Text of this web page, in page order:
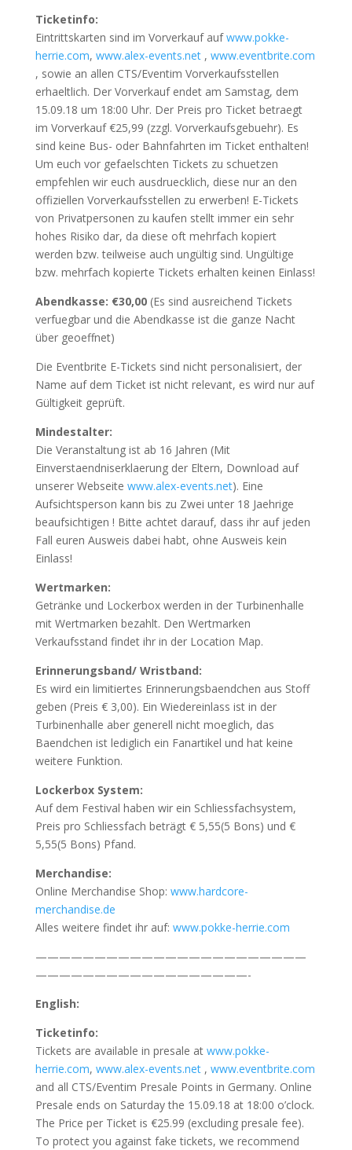
Ticketinfo:
Eintrittskarten sind im Vorverkauf aufwww.pokke-
herrie.com, www.alex-events.net, www.eventbrite.com
, sowie an allen CTS/Eventim Vorverkaufsstellen
erhaeltlich. Der Vorverkauf endet am Samstag, dem
15.09.18 um 18:00 Uhr. Der Preis pro Ticket betraegt
im Vorverkauf €25,99 (zzgl. Vorverkaufsgebuehr). Es
sind keine Bus- oder Bahnfahrten im Ticket enthalten!
Um euch vor gefaelschten Tickets zu schuetzen
empfehlen wir euch ausdruecklich, diese nur an den
offiziellen Vorverkaufsstellen zu erwerben! E-Tickets
von Privatpersonen zu kaufen stellt immer ein sehr
hohes Risiko dar, da diese oft mehrfach kopiert
werden bzw. teilweise auch ungültig sind. Ungültige
bzw. mehrfach kopierte Tickets erhalten keinen Einlass!
Abendkasse: €30,00(Es sind ausreichend Tickets
verfuegbar und die Abendkasse ist die ganze Nacht
über geoeffnet)
Die Eventbrite E-Tickets sind nicht personalisiert, der
Name auf dem Ticket ist nicht relevant, es wird nur auf
Gültigkeit geprüft.
Mindestalter:
Die Veranstaltung ist ab 16 Jahren (Mit
Einverstaendniserklaerung der Eltern, Download auf
unserer Webseite www.alex-events.net). Eine
Aufsichtsperson kann bis zu Zwei unter 18 Jaehrige
beaufsichtigen ! Bitte achtet darauf, dass ihr auf jeden
Fall euren Ausweis dabei habt, ohne Ausweis kein
Einlass!
Wertmarken:
Getränke und Lockerbox werden in der Turbinenhalle
mit Wertmarken bezahlt. Den Wertmarken
Verkaufsstand findet ihr in der Location Map.
Erinnerungsband/ Wristband:
Es wird ein limitiertes Erinnerungsbaendchen aus Stoff
geben (Preis € 3,00). Ein Wiedereinlass ist in der
Turbinenhalle aber generell nicht moeglich, das
Baendchen ist lediglich ein Fanartikel und hat keine
weitere Funktion.
Lockerbox System:
Auf dem Festival haben wir ein Schliessfachsystem,
Preis pro Schliessfach beträgt € 5,55(5 Bons) und €
5,55(5 Bons) Pfand.
Merchandise:
Online Merchandise Shop: www.hardcore-
merchandise.de
Alles weitere findet ihr auf: www.pokke-herrie.com
———————————————————————
——————————————————-
English:
Ticketinfo:
Tickets are available in presale at www.pokke-
herrie.com, www.alex-events.net, www.eventbrite.com
and all CTS/Eventim Presale Points in Germany. Online
Presale ends on Saturday the 15.09.18 at 18:00 o’clock.
The Price per Ticket is €25.99 (excluding presale fee).
To protect you against fake tickets, we recommend